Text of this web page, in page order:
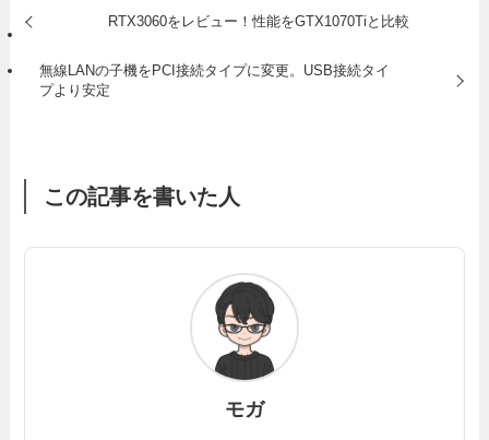
RTX3060をレビュー！性能をGTX1070Tiと比較
無線LANの子機をPCI接続タイプに変更。USB接続タイ
プより安定
この記事を書いた人
モガ